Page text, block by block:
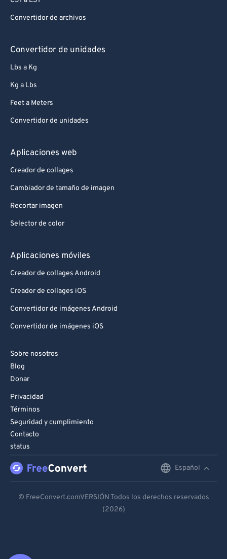
Convertidor de archivos
Convertidor de unidades
Lbs a Kg
Kg a Lbs
Feet a Meters
Convertidor de unidades
Aplicaciones web
Creador de collages
Cambiador de tamaño de imagen
Recortar imagen
Selector de color
Aplicaciones móviles
Creador de collages Android
Creador de collages iOS
Convertidor de imágenes Android
Convertidor de imágenes iOS
Sobre nosotros
Blog
Donar
Privacidad
Términos
Seguridad y cumplimiento
Contacto
status
Español
Español
© FreeConvert.comVERSIÓN Todos los derechos reservados
(2026)